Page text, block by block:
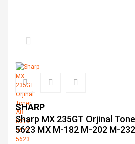
SHARP
Sharp MX 235GT Orjinal
5623 MX M-182 M-202 M-232